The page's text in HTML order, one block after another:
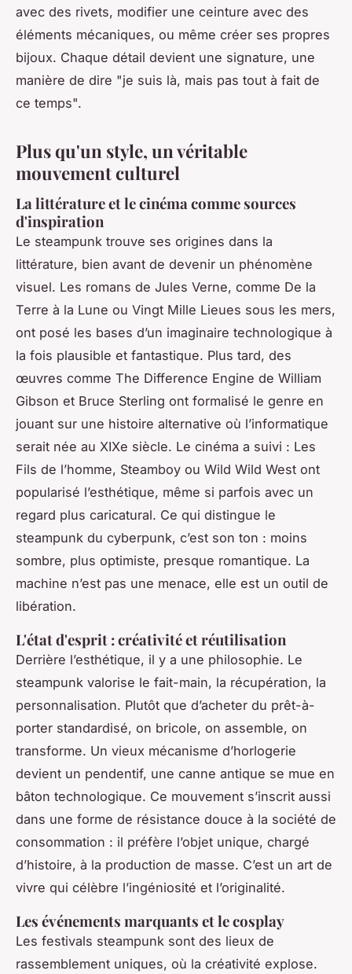
avec des rivets, modifier une ceinture avec des
éléments mécaniques, ou même créer ses propres
bijoux. Chaque détail devient une signature, une
manière de dire "je suis là, mais pas tout à fait de
ce temps".
Plus qu'un style, un véritable
mouvement culturel
La littérature et le cinéma comme sources
d'inspiration
Le steampunk trouve ses origines dans la
littérature, bien avant de devenir un phénomène
visuel. Les romans de Jules Verne, comme De la
Terre à la Lune ou Vingt Mille Lieues sous les mers,
ont posé les bases d’un imaginaire technologique à
la fois plausible et fantastique. Plus tard, des
œuvres comme The Difference Engine de William
Gibson et Bruce Sterling ont formalisé le genre en
jouant sur une histoire alternative où l’informatique
serait née au XIXe siècle. Le cinéma a suivi : Les
Fils de l’homme, Steamboy ou Wild Wild West ont
popularisé l’esthétique, même si parfois avec un
regard plus caricatural. Ce qui distingue le
steampunk du cyberpunk, c’est son ton : moins
sombre, plus optimiste, presque romantique. La
machine n’est pas une menace, elle est un outil de
libération.
L'état d'esprit : créativité et réutilisation
Derrière l’esthétique, il y a une philosophie. Le
steampunk valorise le fait-main, la récupération, la
personnalisation. Plutôt que d’acheter du prêt-à-
porter standardisé, on bricole, on assemble, on
transforme. Un vieux mécanisme d’horlogerie
devient un pendentif, une canne antique se mue en
bâton technologique. Ce mouvement s’inscrit aussi
dans une forme de résistance douce à la société de
consommation : il préfère l’objet unique, chargé
d’histoire, à la production de masse. C’est un art de
vivre qui célèbre l’ingéniosité et l’originalité.
Les événements marquants et le cosplay
Les festivals steampunk sont des lieux de
rassemblement uniques, où la créativité explose.